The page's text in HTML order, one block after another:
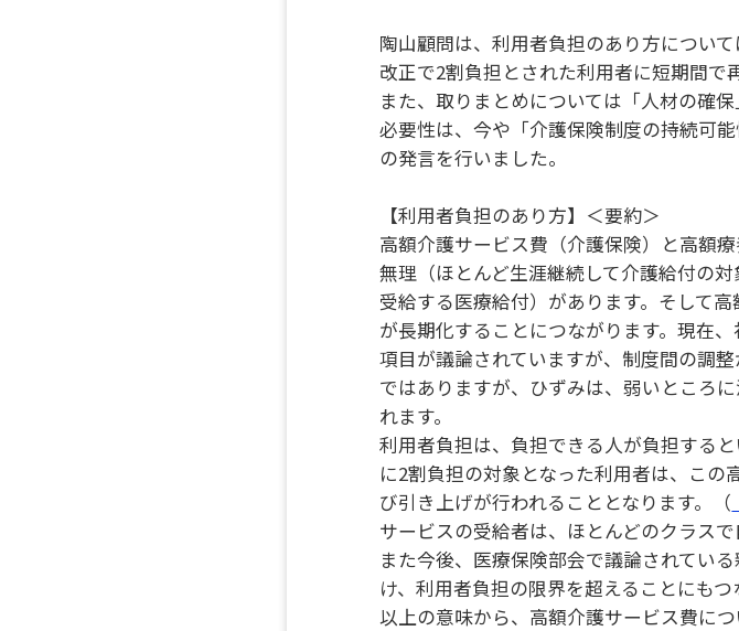
陶山顧問は、利用者負担のあり方につい
改正で2割負担とされた利用者に短期間で
また、取りまとめについては「人材の確
必要性は、今や「介護保険制度の持続可
の発言を行いました。
【利用者負担のあり方】＜要約＞
高額介護サービス費（介護保険）と高額
無理（ほとんど生涯継続して介護給付の
受給する医療給付）があります。そして
が長期化することにつながります。現在
項目が議論されていますが、制度間の調
ではありますが、ひずみは、弱いところ
れます。
利用者負担は、負担できる人が負担する
に2割負担の対象となった利用者は、こ
び引き上げが行われることとなります。（
サービスの受給者は、ほとんどのクラスで
また今後、医療保険部会で議論されてい
け、利用者負担の限界を超えることにもつ
以上の意味から、高額介護サービス費に